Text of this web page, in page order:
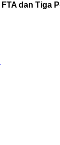
dan Tiga